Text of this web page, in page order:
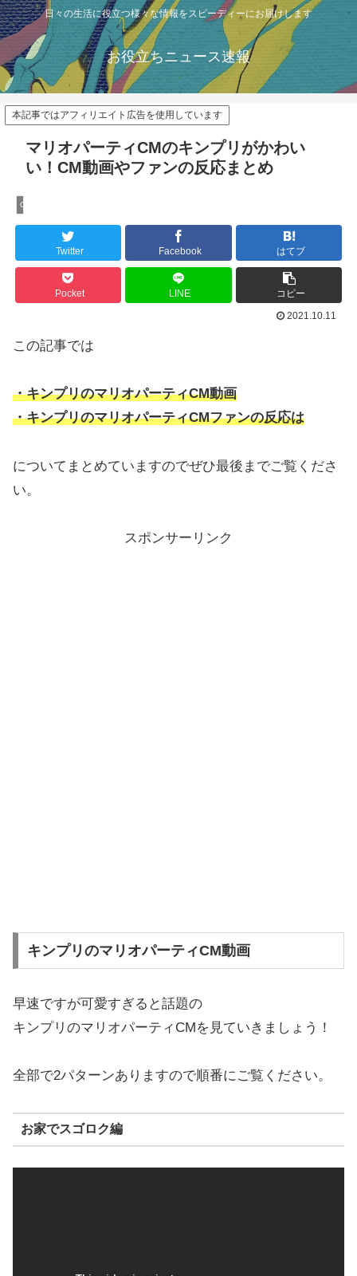
日々の生活に役立つ様々な情報をスピーディーにお届けします
お役立ちニュース速報
本記事ではアフィリエイト広告を使用しています
マリオパーティCMのキンプリがかわい
い！CM動画やファンの反応まとめ
CM
Twitter Facebook はてブ
Pocket LINE
コピー
2021.10.11
この記事では
・キンプリのマリオパーティCM動画
・キンプリのマリオパーティCMファンの反応は
についてまとめていますのでぜひ最後までご覧くださ
い。
スポンサーリンク
キンプリのマリオパーティCM動画
早速ですが可愛すぎると話題の
キンプリのマリオパーティCMを見ていきましょう！
全部で2パターンありますので順番にご覧ください。
お家でスゴロク編